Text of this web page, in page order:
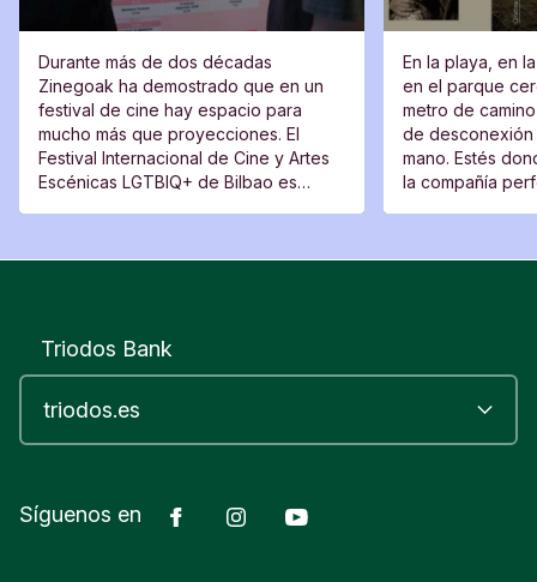
Durante más de dos décadas
Zinegoak ha demostrado que en un
festival de cine hay espacio para
mucho más que proyecciones. El
Festival Internacional de Cine y Artes
Escénicas LGTBIQ+ de Bilbao es
En la playa, en
en el parque
metro de
de
mano. Estés
la compañía
Triodos Bank
Síguenos en FacebookInstagram